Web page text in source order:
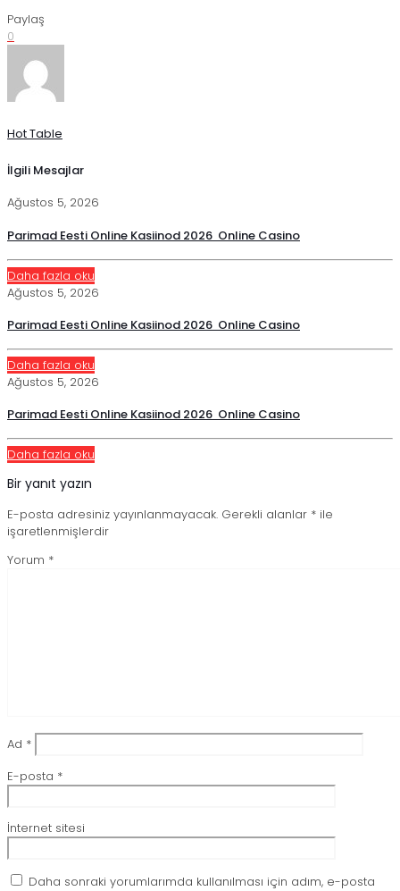
Paylaş
0
Hot Table
İlgili Mesajlar
Ağustos 5, 2026
Parimad Eesti Online Kasiinod 2026 ️ Online Casino
Daha fazla oku
Ağustos 5, 2026
Parimad Eesti Online Kasiinod 2026 ️ Online Casino
Daha fazla oku
Ağustos 5, 2026
Parimad Eesti Online Kasiinod 2026 ️ Online Casino
Daha fazla oku
Bir yanıt yazın
E-posta adresiniz yayınlanmayacak. Gerekli alanlar * ile
işaretlenmişlerdir
Yorum *
Ad *
E-posta *
İnternet sitesi
Daha sonraki yorumlarımda kullanılması için adım, e-posta